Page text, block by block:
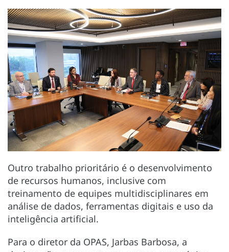
Outro trabalho prioritário é o desenvolvimento
de recursos humanos, inclusive com
treinamento de equipes multidisciplinares em
análise de dados, ferramentas digitais e uso da
inteligência artificial.
Para o diretor da OPAS, Jarbas Barbosa, a